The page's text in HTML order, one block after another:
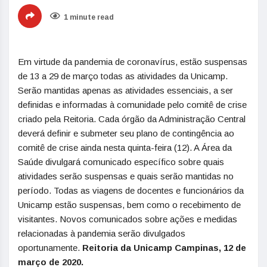
1 minute read
Em virtude da pandemia de coronavírus, estão suspensas
de 13 a 29 de março todas as atividades da Unicamp.
Serão mantidas apenas as atividades essenciais, a ser
definidas e informadas à comunidade pelo comitê de crise
criado pela Reitoria. Cada órgão da Administração Central
deverá definir e submeter seu plano de contingência ao
comitê de crise ainda nesta quinta-feira (12). A Área da
Saúde divulgará comunicado específico sobre quais
atividades serão suspensas e quais serão mantidas no
período. Todas as viagens de docentes e funcionários da
Unicamp estão suspensas, bem como o recebimento de
visitantes. Novos comunicados sobre ações e medidas
relacionadas à pandemia serão divulgados
oportunamente. Reitoria da Unicamp Campinas, 12 de
março de 2020.